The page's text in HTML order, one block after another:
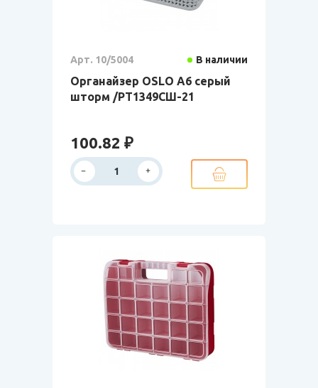
Арт. 10/5004 В наличии
Органайзер OSLO А6 серый
шторм /РТ1349СШ-21
100.82 ₽